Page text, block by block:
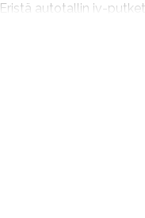
Eristä autotallin iv-putket